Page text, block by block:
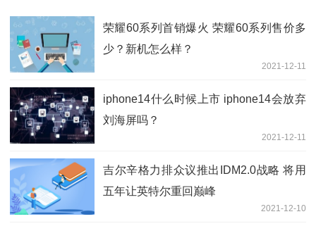
荣耀60系列首销爆火 荣耀60系列售价多
少？新机怎么样？
2021-12-11
iphone14什么时候上市 iphone14会放弃
刘海屏吗？
2021-12-11
吉尔辛格力排众议推出IDM2.0战略 将用
五年让英特尔重回巅峰
2021-12-10